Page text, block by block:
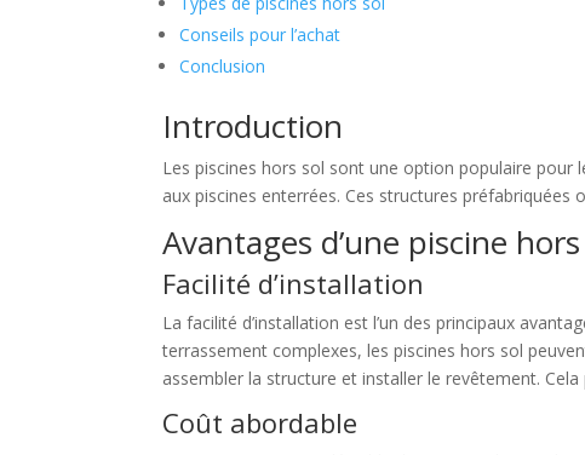
Conseils pour l’achat
Conclusion
Introduction
Les piscines hors sol sont une option populaire
aux piscines enterrées. Ces structures
Avantages d’une piscine
Facilité d’installation
La facilité d’installation est l’un des principaux
terrassement complexes, les piscines hors sol
assembler la structure et installer le revêtement.
Coût abordable